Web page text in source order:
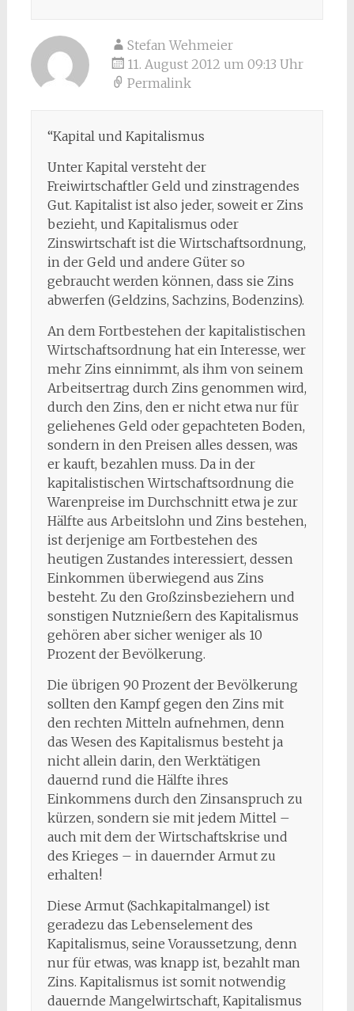
Stefan Wehmeier
11. August 2012 um 09:13 Uhr
Permalink
“Kapital und Kapitalismus
Unter Kapital versteht der
Freiwirtschaftler Geld und zinstragendes
Gut. Kapitalist ist also jeder, soweit er Zins
bezieht, und Kapitalismus oder
Zinswirtschaft ist die Wirtschaftsordnung,
in der Geld und andere Güter so
gebraucht werden können, dass sie Zins
abwerfen (Geldzins, Sachzins, Bodenzins).
An dem Fortbestehen der kapitalistischen
Wirtschaftsordnung hat ein Interesse, wer
mehr Zins einnimmt, als ihm von seinem
Arbeitsertrag durch Zins genommen wird,
durch den Zins, den er nicht etwa nur für
geliehenes Geld oder gepachteten Boden,
sondern in den Preisen alles dessen, was
er kauft, bezahlen muss. Da in der
kapitalistischen Wirtschaftsordnung die
Warenpreise im Durchschnitt etwa je zur
Hälfte aus Arbeitslohn und Zins bestehen,
ist derjenige am Fortbestehen des
heutigen Zustandes interessiert, dessen
Einkommen überwiegend aus Zins
besteht. Zu den Großzinsbeziehern und
sonstigen Nutznießern des Kapitalismus
gehören aber sicher weniger als 10
Prozent der Bevölkerung.
Die übrigen 90 Prozent der Bevölkerung
sollten den Kampf gegen den Zins mit
den rechten Mitteln aufnehmen, denn
das Wesen des Kapitalismus besteht ja
nicht allein darin, den Werktätigen
dauernd rund die Hälfte ihres
Einkommens durch den Zinsanspruch zu
kürzen, sondern sie mit jedem Mittel –
auch mit dem der Wirtschaftskrise und
des Krieges – in dauernder Armut zu
erhalten!
Diese Armut (Sachkapitalmangel) ist
geradezu das Lebenselement des
Kapitalismus, seine Voraussetzung, denn
nur für etwas, was knapp ist, bezahlt man
Zins. Kapitalismus ist somit notwendig
dauernde Mangelwirtschaft, Kapitalismus